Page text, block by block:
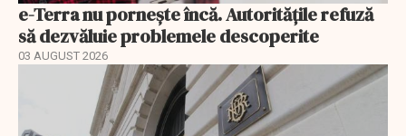
e-Terra nu pornește încă. Autoritățile refuză
să dezvăluie problemele descoperite
03 AUGUST 2026